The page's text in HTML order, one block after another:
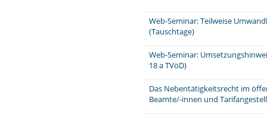
Web-Seminar: Teilweise
(Tauschtage)
Web-Seminar:
18 a TVöD)
Das Nebentätigkeitsrecht im
Beamte/-innen und